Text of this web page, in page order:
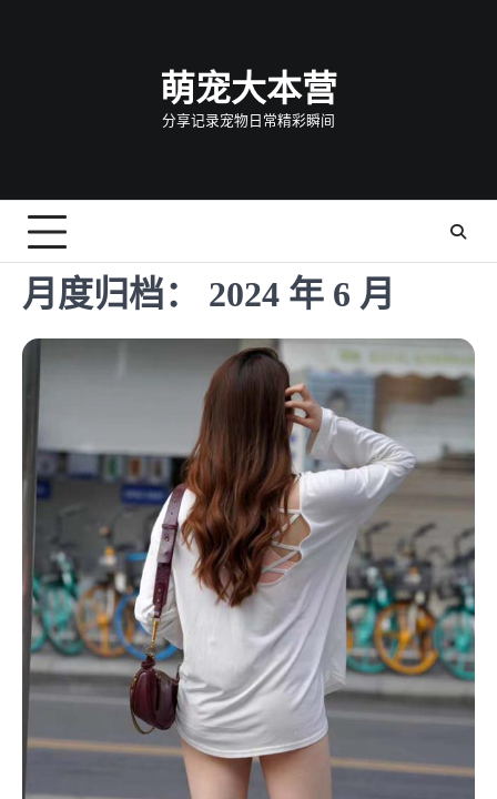
萌宠大本营
分享记录宠物日常精彩瞬间
月度归档： 2024 年 6 月